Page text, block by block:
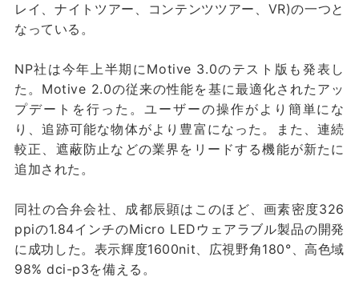
レイ、ナイトツアー、コンテンツツアー、VR)の一つと
なっている。
NP社は今年上半期にMotive 3.0のテスト版も発表し
た。Motive 2.0の従来の性能を基に最適化されたアッ
プデートを行った。ユーザーの操作がより簡単にな
り、追跡可能な物体がより豊富になった。また、連続
較正、遮蔽防止などの業界をリードする機能が新たに
追加された。
同社の合弁会社、成都辰顕はこのほど、画素密度326
ppiの1.84インチのMicro LEDウェアラブル製品の開発
に成功した。表示輝度1600nit、広視野角180°、高色域
98% dci-p3を備える。